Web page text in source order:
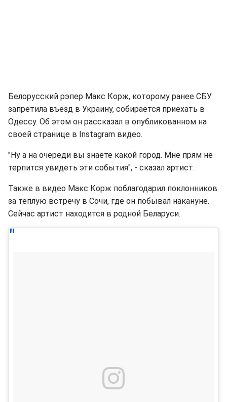
Белорусский рэпер Макс Корж, которому ранее СБУ
запретила въезд в Украину, собирается приехать в
Одессу. Об этом он рассказал в опубликованном на
своей странице в Instagram видео.
"Ну а на очереди вы знаете какой город. Мне прям не
терпится увидеть эти события", - сказал артист.
Также в видео Макс Корж поблагодарил поклонников
за теплую встречу в Сочи, где он побывал накануне.
Сейчас артист находится в родной Беларуси.